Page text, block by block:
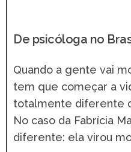
De psicóloga no
Quando a gente vai
tem que começar a
totalmente diferente
No caso da Fabrícia
diferente: ela virou